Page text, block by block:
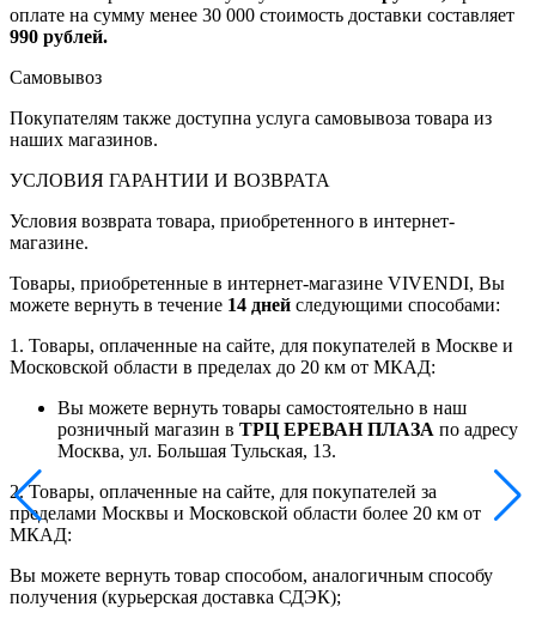
оплате на сумму менее 30 000 стоимость доставки составляет
990 рублей.
Самовывоз
Покупателям также доступна услуга самовывоза товара из
наших магазинов.
УСЛОВИЯ ГАРАНТИИ И ВОЗВРАТА
Условия возврата товара, приобретенного в интернет-
магазине.
Товары, приобретенные в интернет-магазине VIVENDI, Вы
можете вернуть в течение 14 дней следующими способами:
1. Товары, оплаченные на сайте, для покупателей в Москве и
Московской области в пределах до 20 км от МКАД:
Вы можете вернуть товары самостоятельно в наш
розничный магазин в ТРЦ ЕРЕВАН ПЛАЗА по адресу
Москва, ул. Большая Тульская, 13.
2. Товары, оплаченные на сайте, для покупателей за
пределами Москвы и Московской области более 20 км от
МКАД:
Вы можете вернуть товар способом, аналогичным способу
получения (курьерская доставка СДЭК);